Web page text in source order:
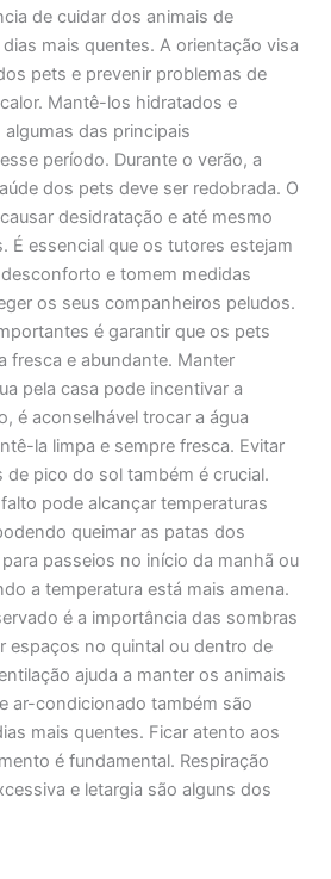
de cuidar dos animais de
mais quentes. A orientação visa
pets e prevenir problemas de
Mantê-los hidratados e
das principais
período. Durante o verão, a
dos pets deve ser redobrada. O
desidratação e até mesmo
É essencial que os tutores estejam
e tomem medidas
os seus companheiros peludos.
é garantir que os pets
fresca e abundante. Manter
pela casa pode incentivar a
é aconselhável trocar a água
la limpa e sempre fresca. Evitar
pico do sol também é crucial.
pode alcançar temperaturas
queimar as patas dos
passeios no início da manhã ou
a temperatura está mais amena.
é a importância das sombras
espaços no quintal ou dentro de
ajuda a manter os animais
ar-condicionado também são
mais quentes. Ficar atento aos
é fundamental. Respiração
e letargia são alguns dos